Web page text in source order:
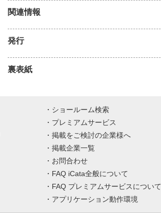
関連情報
発行
裏表紙
ショールーム検索
プレミアムサービス
掲載をご検討の企業様へ
掲載企業一覧
お問合わせ
FAQ iCata全般について
FAQ プレミアムサービスについて
アプリケーション動作環境